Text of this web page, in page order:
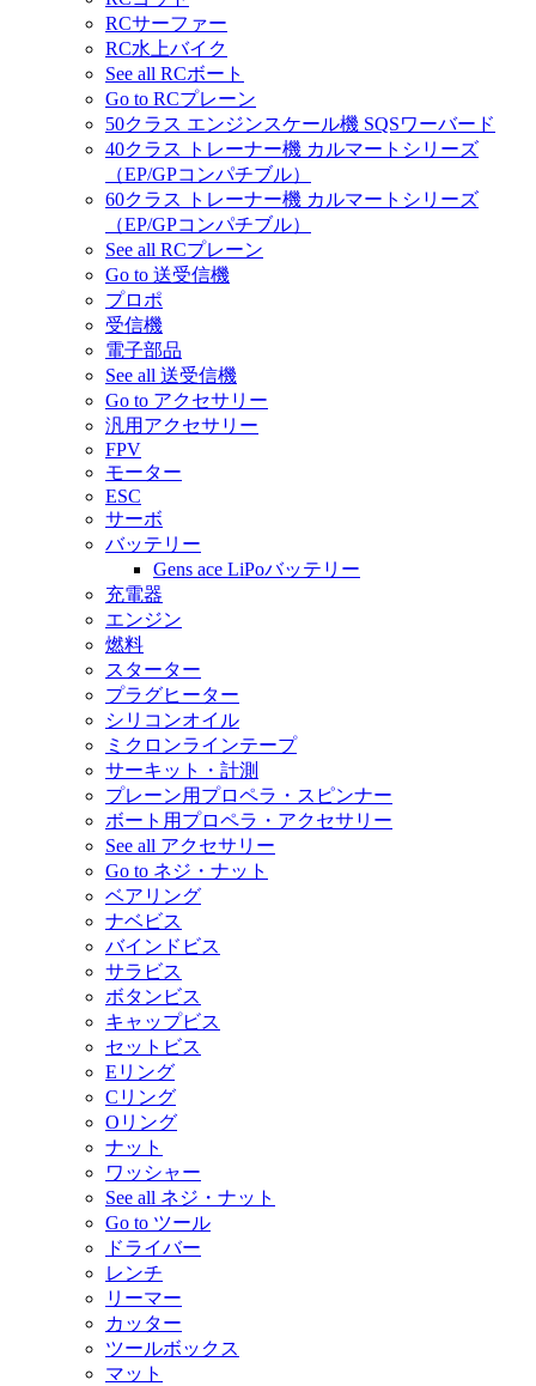
RCサーファー
RC水上バイク
See all RCボート
Go to RCプレーン
50クラス エンジンスケール機 SQSワーバード
40クラス トレーナー機 カルマートシリーズ
（EP/GPコンパチブル）
60クラス トレーナー機 カルマートシリーズ
（EP/GPコンパチブル）
See all RCプレーン
Go to 送受信機
プロポ
受信機
電子部品
See all 送受信機
Go to アクセサリー
汎用アクセサリー
FPV
モーター
ESC
サーボ
バッテリー
Gens ace LiPoバッテリー
充電器
エンジン
燃料
スターター
プラグヒーター
シリコンオイル
ミクロンラインテープ
サーキット・計測
プレーン用プロペラ・スピンナー
ボート用プロペラ・アクセサリー
See all アクセサリー
Go to ネジ・ナット
ベアリング
ナベビス
バインドビス
サラビス
ボタンビス
キャップビス
セットビス
Eリング
Cリング
Oリング
ナット
ワッシャー
See all ネジ・ナット
Go to ツール
ドライバー
レンチ
リーマー
カッター
ツールボックス
マット